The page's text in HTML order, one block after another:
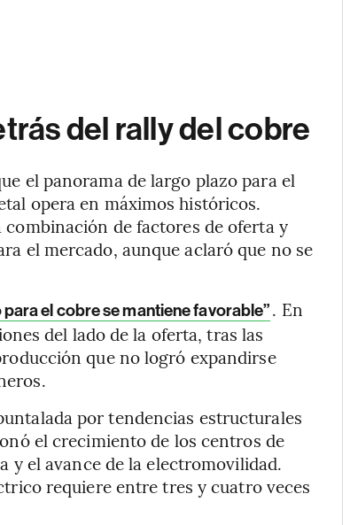
del rally del cobre
el panorama de largo plazo para el
opera en máximos históricos.
combinación de factores de oferta y
el mercado, aunque aclaró que no se
el cobre se mantiene favorable”. En
del lado de la oferta, tras las
que no logró expandirse
por tendencias estructurales
el crecimiento de los centros de
y el avance de la electromovilidad.
requiere entre tres y cuatro veces